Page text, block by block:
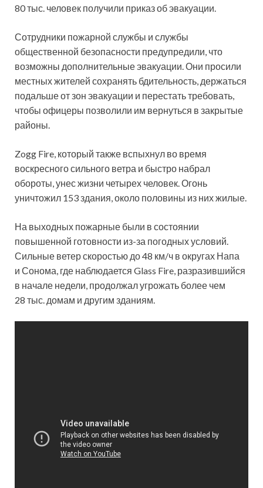
80 тыс. человек получили приказ об эвакуации.
Сотрудники пожарной службы и службы
общественной безопасности предупредили, что
возможны дополнительные эвакуации. Они просили
местных жителей сохранять бдительность, держаться
подальше от зон эвакуации и перестать требовать,
чтобы офицеры позволили им вернуться в закрытые
районы.
Zogg Fire, который также вспыхнул во время
воскресного сильного ветра и быстро набрал
обороты, унес жизни четырех человек. Огонь
уничтожил 153 здания, около половины из них жилые.
На выходных пожарные были в состоянии
повышенной готовности из-за погодных условий.
Сильные ветер скоростью до 48 км/ч в округах Напа
и Сонома, где наблюдается Glass Fire, разразившийся
в начале недели, продолжал угрожать более чем
28 тыс. домам и другим зданиям.